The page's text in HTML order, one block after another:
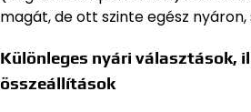
magát, de ott szinte egész nyáron,
Különleges nyári választások,
összeállítások